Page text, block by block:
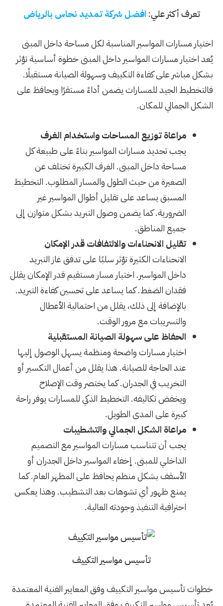
تعرف أكثر علي: افضل شركة تمديد نحاس بالرياض
اختيار مسارات المواسير المناسبة لكل مساحة داخل المبنى
يُعد اختيار مسارات المواسير داخل المبنى خطوة أساسية تؤثر
بشكل مباشر على كفاءة التكييف وسهولة الصيانة مستقبلًا.
فالتخطيط الجيد للمسارات يضمن أداءً مستقرًا ويحافظ على
الشكل الجمالي للمكان.
مراعاة توزيع المساحات واستخدام الغرف
يجب تحديد مسارات المواسير بناءً على طبيعة كل
مساحة داخل المبنى. الغرف الكبيرة تختلف عن
الصغيرة من حيث الطول والمسار المطلوب. التخطيط
المسبق يساعد على تقليل أطوال المواسير غير
الضرورية. كما يضمن وصول التبريد بشكل متوازن إلى
جميع المناطق.
تقليل الانحناءات والالتفافات قدر الإمكان
الانحناءات الكثيرة تؤثر سلبًا على تدفق غاز التبريد
داخل المواسير. اختيار مسار مستقيم قدر الإمكان يقلل
فقدان الضغط. كما يساعد على تحسين كفاءة التبريد.
بالإضافة إلى ذلك، يقلل من احتمالية الأعطال
والتسريبات مع مرور الوقت.
الحفاظ على سهولة الصيانة المستقبلية
اختيار مسارات واضحة ومنظمة يسهل الوصول إليها
عند الحاجة للصيانة. هذا يقلل من أعمال التكسير أو
التخريب في الجدران. كما يختصر وقت الإصلاح
ويخفض تكاليفه. التخطيط الذكي للمسارات يوفر راحة
كبيرة على المدى الطويل.
مراعاة الشكل الجمالي والتشطيبات
يجب أن تتناسب مسارات المواسير مع التصميم
الداخلي للمبنى. إخفاء المواسير داخل الجدران أو
الأسقف بشكل منظم يحافظ على المظهر العام. كما
يمنع ظهور أي تشوهات بعد التشطيب. وهذا يعكس
احترافية التنفيذ وجودته العالية.
تأسيس مواسير التكييف
خطوات تأسيس مواسير التكييف وفق المعايير الفنية المعتمدة